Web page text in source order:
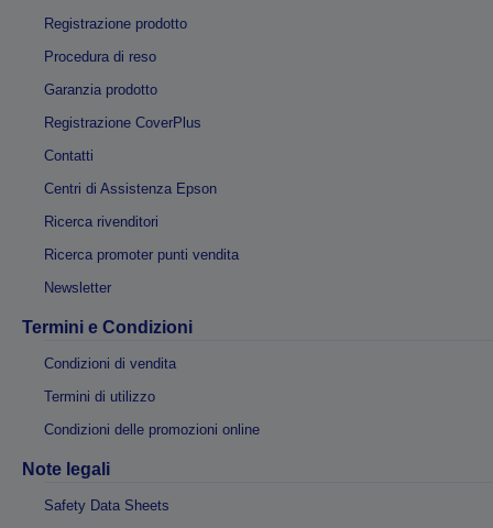
Registrazione prodotto
Procedura di reso
Garanzia prodotto
Registrazione CoverPlus
Contatti
Centri di Assistenza Epson
Ricerca rivenditori
Ricerca promoter punti vendita
Newsletter
Termini e Condizioni
Condizioni di vendita
Termini di utilizzo
Condizioni delle promozioni online
Note legali
Safety Data Sheets